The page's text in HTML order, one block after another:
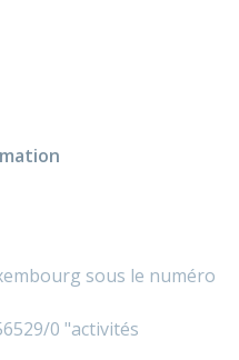
sous le numéro
0 "activités